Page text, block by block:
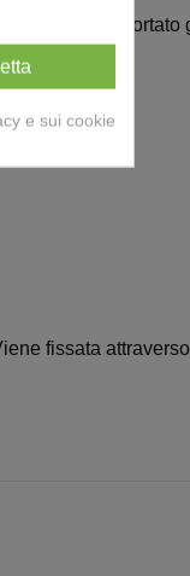
trasportato
fissata
e sui cookie